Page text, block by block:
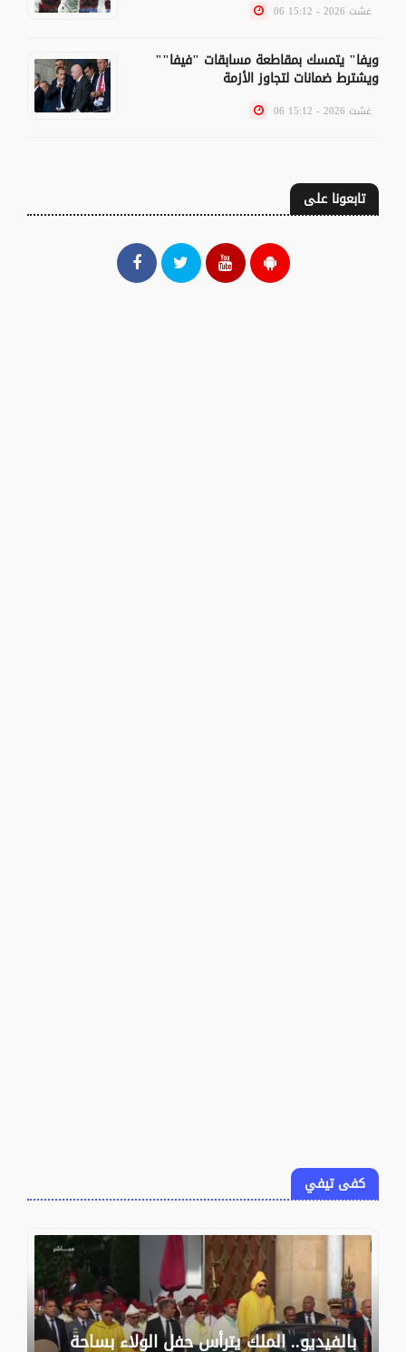
06 غشت 2026 - 15:12
"ويفا" يتمسك بمقاطعة مسابقات "فيفا"
ويشترط ضمانات لتجاوز الأزمة
06 غشت 2026 - 15:12
تابعونا على
كفى تيفي
بالفيديو.. الملك يترأس حفل الولاء بساحة